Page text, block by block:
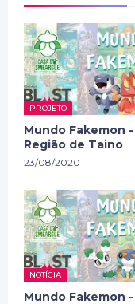
PROJETO
Mundo Fakemon -
Região de Taino
23/08/2020
NOTÍCIA
Mundo Fakemon -